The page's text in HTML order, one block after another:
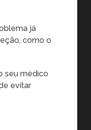
já
como o
seu médico
evitar